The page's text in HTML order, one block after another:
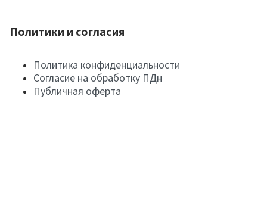
Политики и согласия
Политика конфиденциальности
Согласие на обработку ПДн
Публичная оферта